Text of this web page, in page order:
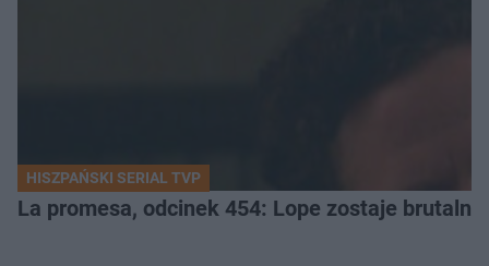
HISZPAŃSKI SERIAL TVP
La promesa, odcinek 454: Lope zostaje